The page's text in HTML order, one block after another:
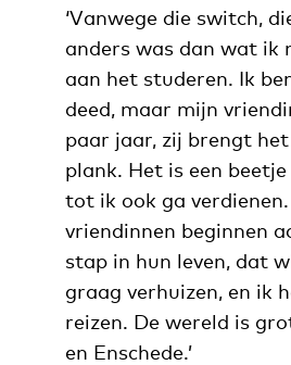
‘Vanwege die switch,
anders was dan wat ik
aan het studeren. Ik
deed, maar mijn
paar jaar, zij brengt
plank. Het is een
tot ik ook ga
vriendinnen beginnen
stap in hun leven, dat
graag verhuizen, en ik
reizen. De wereld is
en Enschede.’